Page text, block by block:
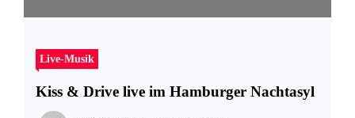
Live-Musik
Kiss & Drive live im Hamburger Nachtasyl